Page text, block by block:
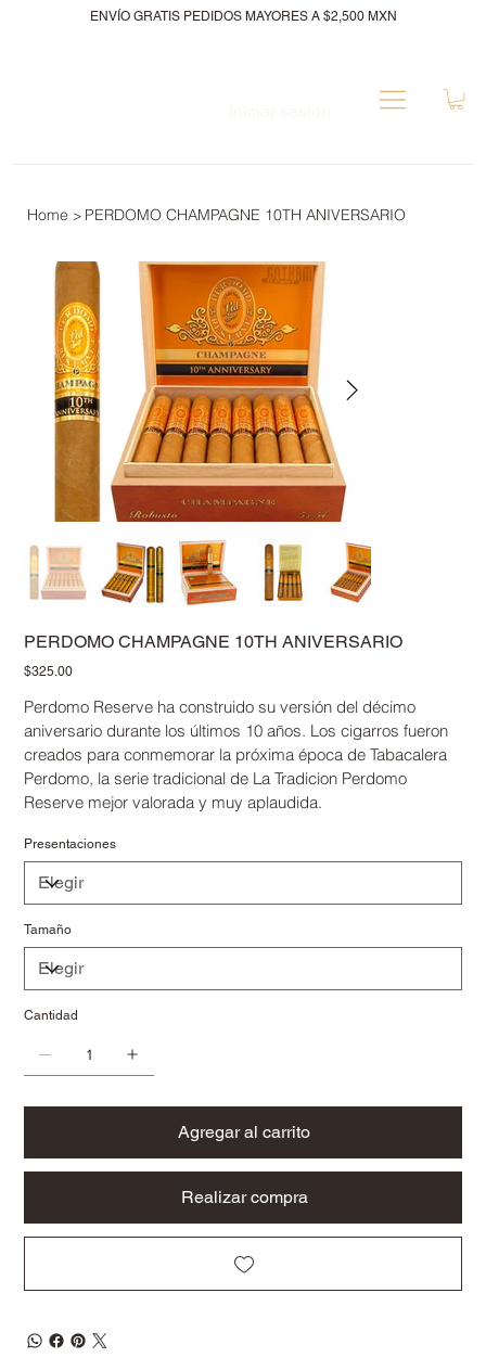
ENVÍO GRATIS PEDIDOS MAYORES A $2,500 MXN
Home > PERDOMO CHAMPAGNE 10TH ANIVERSARIO
PERDOMO CHAMPAGNE 10TH ANIVERSARIO
Precio
$325.00
Perdomo Reserve ha construido su versión del décimo
aniversario durante los últimos 10 años. Los cigarros fueron
creados para conmemorar la próxima época de Tabacalera
Perdomo, la serie tradicional de La Tradicion Perdomo
Reserve mejor valorada y muy aplaudida.
Presentaciones
Tamaño
Cantidad
Agregar al carrito
Realizar compra